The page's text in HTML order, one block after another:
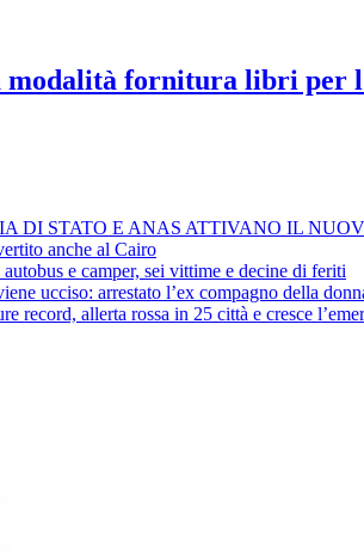
fornitura libri per
DI STATO E ANAS ATTIVANO IL
anche al Cairo
e camper, sei vittime e decine di feriti
ucciso: arrestato l’ex compagno della
record, allerta rossa in 25 città e cresce